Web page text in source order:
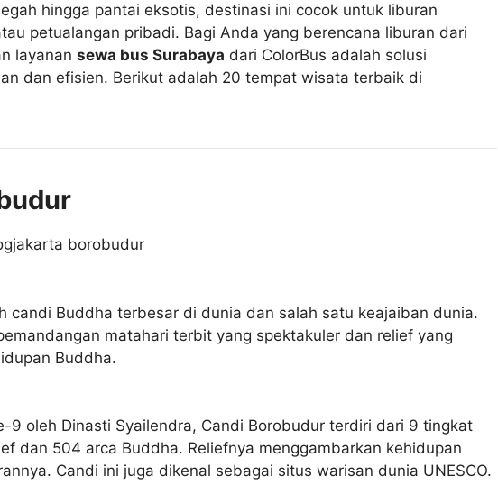
hingga pantai eksotis, destinasi ini cocok untuk liburan
petualangan pribadi. Bagi Anda yang berencana liburan dari
layanan sewa bus Surabaya dari ColorBus adalah solusi
dan efisien. Berikut adalah 20 tempat wisata terbaik di
candi Buddha terbesar di dunia dan salah satu keajaiban dunia.
matahari terbit yang spektakuler dan relief yang
Buddha.
9 oleh Dinasti Syailendra, Candi Borobudur terdiri dari 9 tingkat
dan 504 arca Buddha. Reliefnya menggambarkan kehidupan
Candi ini juga dikenal sebagai situs warisan dunia UNESCO.